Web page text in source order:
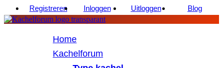
Registreren Inloggen Uitloggen Blog
Home
Kachelforum